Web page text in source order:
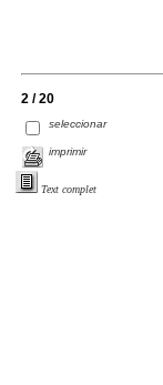
2 / 20
seleccionar
imprimir
Text complet